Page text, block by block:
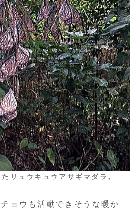
リュウキュウアサギマダラ。
ョウも活動できそうな暖か